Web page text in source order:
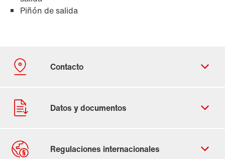
Piñón de salida